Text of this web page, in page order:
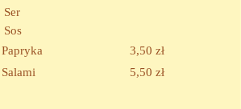
Ser
Sos
Papryka
3,50 zł
Salami
5,50 zł